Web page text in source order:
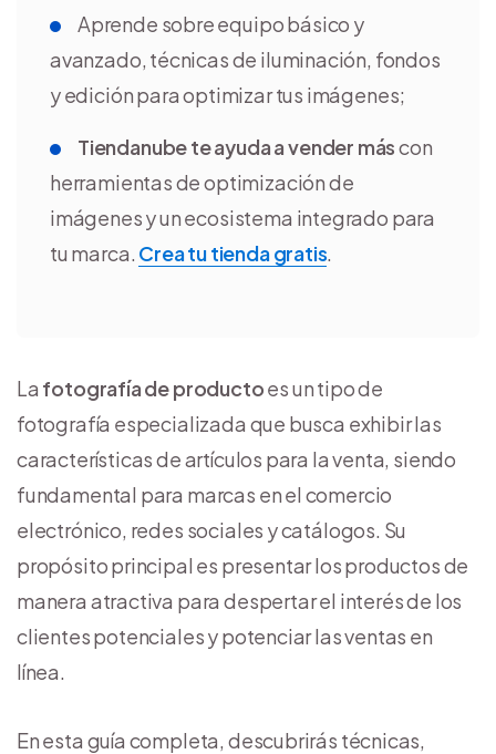
Aprende sobre equipo básico y
avanzado, técnicas de iluminación, fondos
y edición para optimizar tus imágenes;
Tiendanube te ayuda a vender máscon
herramientas de optimización de
imágenes y un ecosistema integrado para
tu marca. Crea tu tienda gratis.
La fotografía de productoes un tipo de
fotografía especializada que busca exhibir las
características de artículos para la venta, siendo
fundamental para marcas en el comercio
electrónico, redes sociales y catálogos. Su
propósito principal es presentar los productos de
manera atractiva para despertar el interés de los
clientes potenciales y potenciar las ventas en
línea.
En esta guía completa, descubrirás técnicas,